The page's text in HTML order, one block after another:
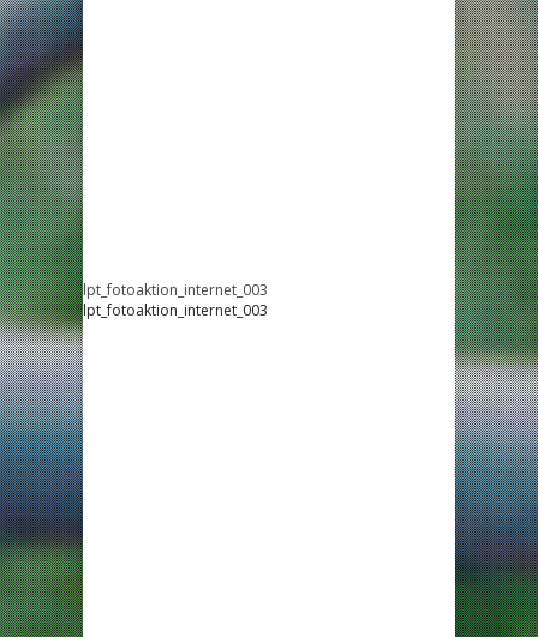
lpt_fotoaktion_internet_003
lpt_fotoaktion_internet_003